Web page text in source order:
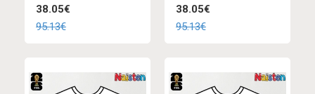
38.05€
95.13€
38.05€
95.13€